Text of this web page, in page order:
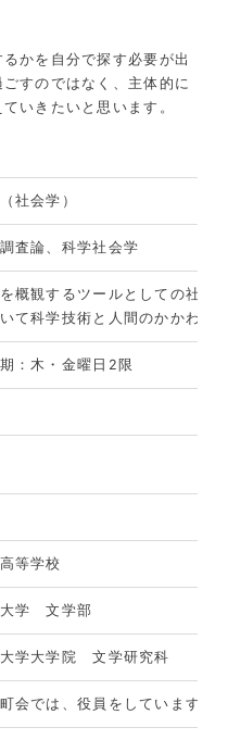
かを自分で探す必要が出
すのではなく、主体的に
いきたいと思います。
社会学）
査論、科学社会学
概観するツールとしての社会
て科学技術と人間のかかわり
：木・金曜日2限
等学校
大学 文学部
大学大学院 文学研究科
会では、役員をしています。